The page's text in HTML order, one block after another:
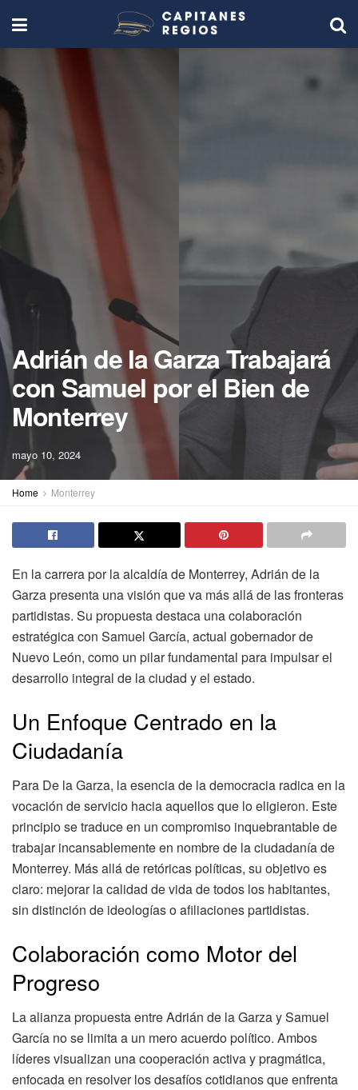
Adrián de la Garza Trabajará
con Samuel por el Bien de
Monterrey
mayo 10, 2024
Home Monterrey
En la carrera por la alcaldía de Monterrey, Adrián de la
Garza presenta una visión que va más allá de las fronteras
partidistas. Su propuesta destaca una colaboración
estratégica con Samuel García, actual gobernador de
Nuevo León, como un pilar fundamental para impulsar el
desarrollo integral de la ciudad y el estado.
Un Enfoque Centrado en la
Ciudadanía
Para De la Garza, la esencia de la democracia radica en la
vocación de servicio hacia aquellos que lo eligieron. Este
principio se traduce en un compromiso inquebrantable de
trabajar incansablemente en nombre de la ciudadanía de
Monterrey. Más allá de retóricas políticas, su objetivo es
claro: mejorar la calidad de vida de todos los habitantes,
sin distinción de ideologías o afiliaciones partidistas.
Colaboración como Motor del
Progreso
La alianza propuesta entre Adrián de la Garza y Samuel
García no se limita a un mero acuerdo político. Ambos
líderes visualizan una cooperación activa y pragmática,
enfocada en resolver los desafíos cotidianos que enfrenta